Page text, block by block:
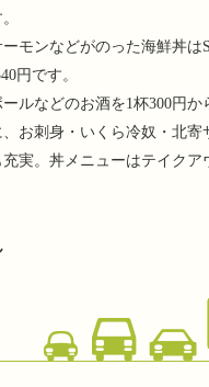
モンなどがのった海鮮丼は
円です。
ルなどのお酒を1杯300円か
お刺身・いくら冷奴・北寄
実。丼メニューはテイクア